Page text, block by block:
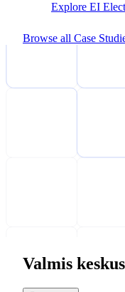
Explore EI
Browse all Case
Valmis